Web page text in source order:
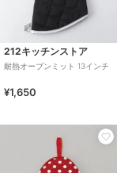
212キッチンストア
耐熱オーブンミット 13インチ
¥1,650